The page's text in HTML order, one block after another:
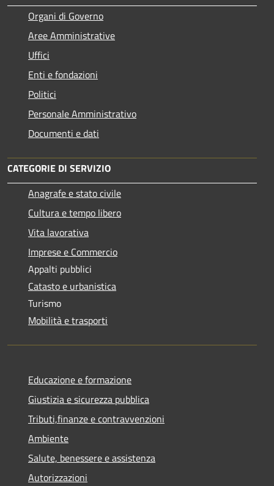
Organi di Governo
Aree Amministrative
Uffici
Enti e fondazioni
Politici
Personale Amministrativo
Documenti e dati
CATEGORIE DI SERVIZIO
Anagrafe e stato civile
Cultura e tempo libero
Vita lavorativa
Imprese e Commercio
Appalti pubblici
Catasto e urbanistica
Turismo
Mobilità e trasporti
Educazione e formazione
Giustizia e sicurezza pubblica
Tributi,finanze e contravvenzioni
Ambiente
Salute, benessere e assistenza
Autorizzazioni